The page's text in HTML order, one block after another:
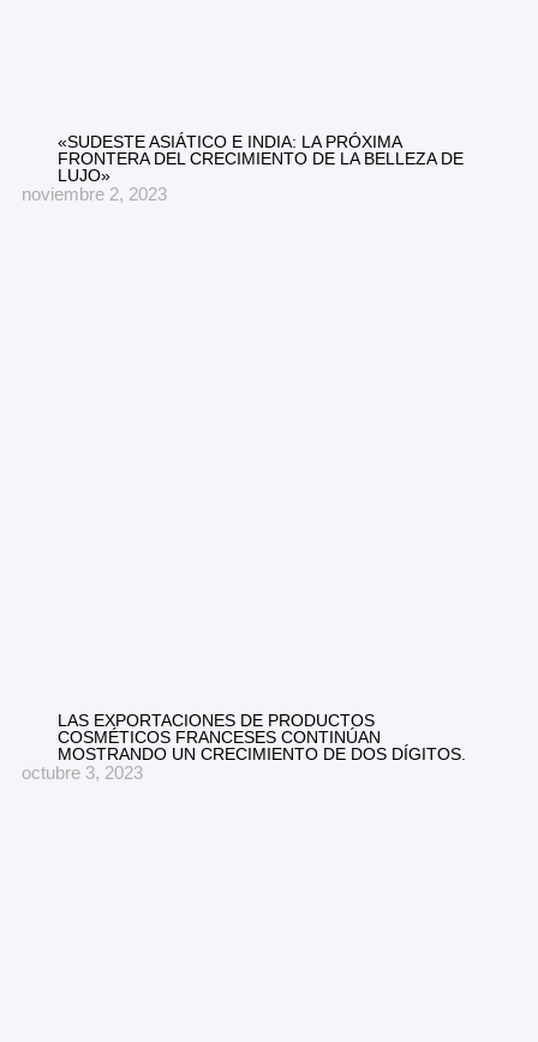
«SUDESTE ASIÁTICO E INDIA: LA PRÓXIMA
FRONTERA DEL CRECIMIENTO DE LA BELLEZA DE
LUJO»
noviembre 2, 2023
LAS EXPORTACIONES DE PRODUCTOS
COSMÉTICOS FRANCESES CONTINÚAN
MOSTRANDO UN CRECIMIENTO DE DOS DÍGITOS.
octubre 3, 2023